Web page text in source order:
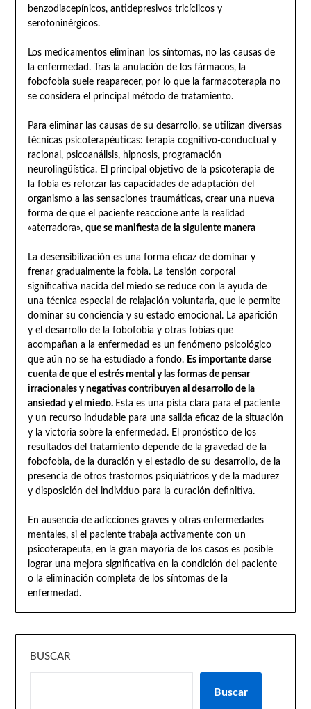
benzodiacepínicos, antidepresivos tricíclicos y
serotoninérgicos.
Los medicamentos eliminan los síntomas, no las causas de
la enfermedad. Tras la anulación de los fármacos, la
fobofobia suele reaparecer, por lo que la farmacoterapia no
se considera el principal método de tratamiento.
Para eliminar las causas de su desarrollo, se utilizan diversas
técnicas psicoterapéuticas: terapia cognitivo-conductual y
racional, psicoanálisis, hipnosis, programación
neurolingüística. El principal objetivo de la psicoterapia de
la fobia es reforzar las capacidades de adaptación del
organismo a las sensaciones traumáticas, crear una nueva
forma de que el paciente reaccione ante la realidad
«aterradora», que se manifiesta de la siguiente manera
La desensibilización es una forma eficaz de dominar y
frenar gradualmente la fobia. La tensión corporal
significativa nacida del miedo se reduce con la ayuda de
una técnica especial de relajación voluntaria, que le permite
dominar su conciencia y su estado emocional. La aparición
y el desarrollo de la fobofobia y otras fobias que
acompañan a la enfermedad es un fenómeno psicológico
que aún no se ha estudiado a fondo. Es importante darse
cuenta de que el estrés mental y las formas de pensar
irracionales y negativas contribuyen al desarrollo de la
ansiedad y el miedo. Esta es una pista clara para el paciente
y un recurso indudable para una salida eficaz de la situación
y la victoria sobre la enfermedad. El pronóstico de los
resultados del tratamiento depende de la gravedad de la
fobofobia, de la duración y el estadio de su desarrollo, de la
presencia de otros trastornos psiquiátricos y de la madurez
y disposición del individuo para la curación definitiva.
En ausencia de adicciones graves y otras enfermedades
mentales, si el paciente trabaja activamente con un
psicoterapeuta, en la gran mayoría de los casos es posible
lograr una mejora significativa en la condición del paciente
o la eliminación completa de los síntomas de la
enfermedad.
BUSCAR
Buscar